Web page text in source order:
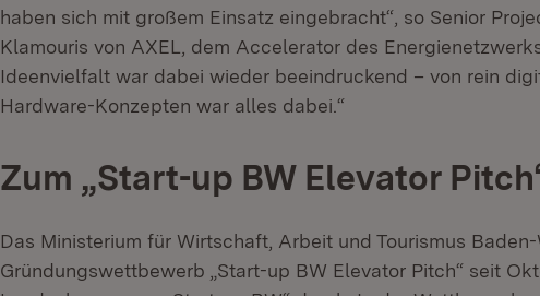
haben sich mit großem Einsatz eingebracht“, so Senior
Klamouris von AXEL, dem Accelerator des
Ideenvielfalt war dabei wieder beeindruckend – von rein
Hardware-Konzepten war alles dabei.“
Zum „Start-up BW Elevator Pitch
Das Ministerium für Wirtschaft, Arbeit und Tourismus
Gründungswettbewerb „Start-up BW Elevator Pitch“ seit